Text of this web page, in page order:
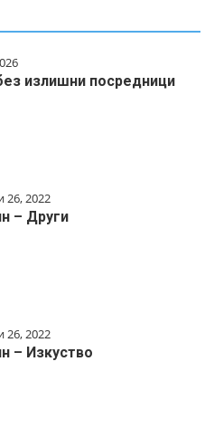
излишни посредници
26, 2022
– Други
26, 2022
– Изкуство